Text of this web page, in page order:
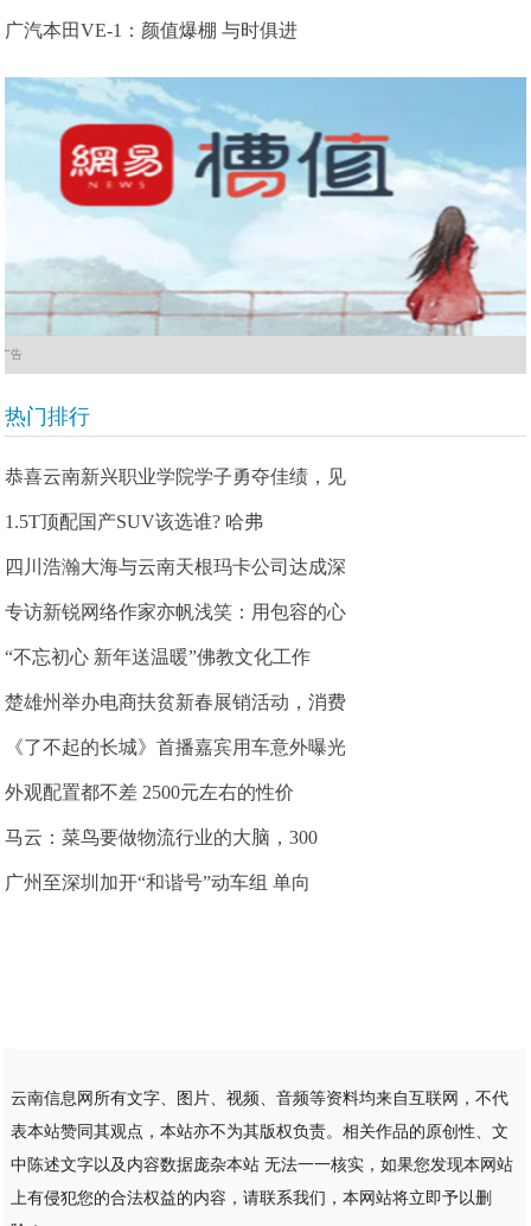
广汽本田VE-1：颜值爆棚 与时俱进
广告
热门排行
恭喜云南新兴职业学院学子勇夺佳绩，见
1.5T顶配国产SUV该选谁? 哈弗
四川浩瀚大海与云南天根玛卡公司达成深
专访新锐网络作家亦帆浅笑：用包容的心
“不忘初心 新年送温暖”佛教文化工作
楚雄州举办电商扶贫新春展销活动，消费
《了不起的长城》首播嘉宾用车意外曝光
外观配置都不差 2500元左右的性价
马云：菜鸟要做物流行业的大脑，300
广州至深圳加开“和谐号”动车组 单向
云南信息网所有文字、图片、视频、音频等资料均来自互联网，不代
表本站赞同其观点，本站亦不为其版权负责。相关作品的原创性、文
中陈述文字以及内容数据庞杂本站 无法一一核实，如果您发现本网站
上有侵犯您的合法权益的内容，请联系我们，本网站将立即予以删